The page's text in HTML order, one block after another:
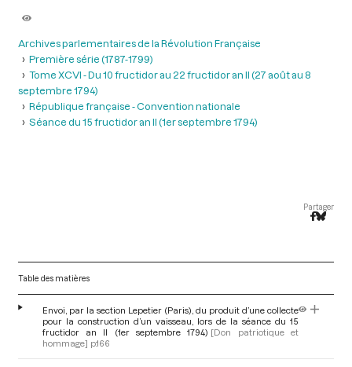
Archives parlementaires de la Révolution Française
Première série (1787-1799)
Tome XCVI - Du 10 fructidor au 22 fructidor an II (27 août au 8
septembre 1794)
République française - Convention nationale
Séance du 15 fructidor an II (1er septembre 1794)
Partager
Table des matières
Envoi, par la section Lepetier (Paris), du produit d’une collecte
pour la construction d’un vaisseau, lors de la séance du 15
fructidor an II (1er septembre 1794) [Don patriotique et
hommage] p.166